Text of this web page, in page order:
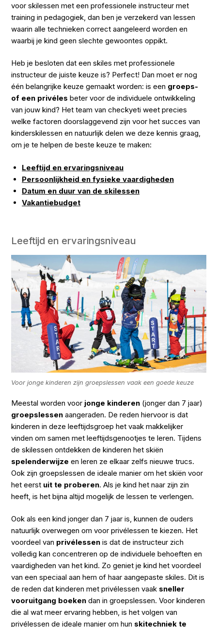
voor skilessen met een professionele instructeur met
training in pedagogiek, dan ben je verzekerd van lessen
waarin alle technieken correct aangeleerd worden en
waarbij je kind geen slechte gewoontes oppikt.
Heb je besloten dat een skiles met professionele
instructeur de juiste keuze is? Perfect! Dan moet er nog
één belangrijke keuze gemaakt worden: is een groeps-
of een privéles beter voor de individuele ontwikkeling
van jouw kind? Het team van checkyeti weet precies
welke factoren doorslaggevend zijn voor het succes van
kinderskilessen en natuurlijk delen we deze kennis graag,
om je te helpen de beste keuze te maken:
Leeftijd en ervaringsniveau
Persoonlijkheid en fysieke vaardigheden
Datum en duur van de skilessen
Vakantiebudget
Leeftijd en ervaringsniveau
Voor jonge kinderen zijn groepslessen vaak een goede keuze
Meestal worden voor jonge kinderen(jonger dan 7 jaar)
groepslessenaangeraden. De reden hiervoor is dat
kinderen in deze leeftijdsgroep het vaak makkelijker
vinden om samen met leeftijdsgenootjes te leren. Tijdens
de skilessen ontdekken de kinderen het skiën
spelenderwijze en leren ze elkaar zelfs nieuwe trucs.
Ook zijn groepslessen de ideale manier om het skiën voor
het eerst uit te proberen. Als je kind het naar zijn zin
heeft, is het bijna altijd mogelijk de lessen te verlengen.
Ook als een kind jonger dan 7 jaar is, kunnen de ouders
natuurlijk overwegen om voor privélessen te kiezen. Het
voordeel van privélessenis dat de instructeur zich
volledig kan concentreren op de individuele behoeften en
vaardigheden van het kind. Zo geniet je kind het voordeel
van een speciaal aan hem of haar aangepaste skiles. Dit is
de reden dat kinderen met privélessen vaak sneller
vooruitgang boekendan in groepslessen. Voor kinderen
die al wat meer ervaring hebben, is het volgen van
privélessen de ideale manier om hun skitechniek te